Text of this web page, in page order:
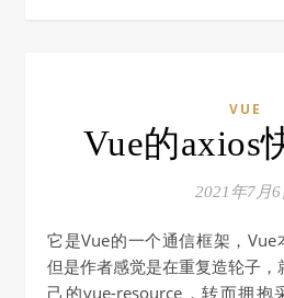
VUE
Vue的axios
2021年7月6
它是Vue的一个通信框架，Vue本身有vue-resource，
但是作者感觉是在重复造轮子
己的vue-resource，转而拥抱